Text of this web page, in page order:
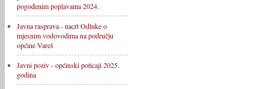
pogođenim poplavama 2024.
Javna rasprava - nacrt Odluke o
mjesnim vodovodima na području
općine Vareš
Javni poziv - općinski poticaji 2025.
godina